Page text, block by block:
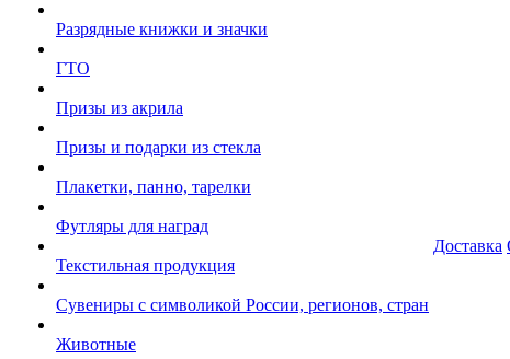
Разрядные книжки и значки
ГТО
Призы из акрила
Призы и подарки из стекла
Плакетки, панно, тарелки
Футляры для наград
Текстильная продукция
Сувениры с символикой России, регионов, стран
Животные
Доставка